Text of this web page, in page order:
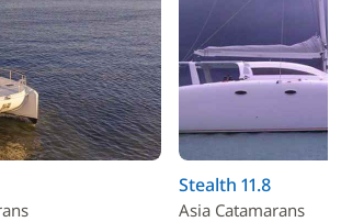
Stealth 11.8
Asia Catamarans